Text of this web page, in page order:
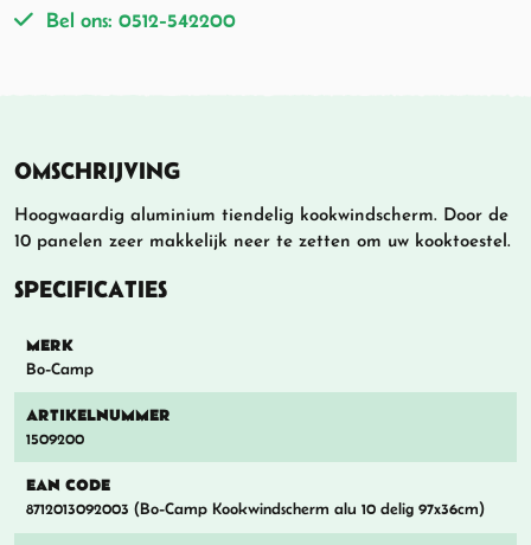
Bel ons: 0512-542200
OMSCHRIJVING
Hoogwaardig aluminium tiendelig kookwindscherm. Door de
10 panelen zeer makkelijk neer te zetten om uw kooktoestel.
SPECIFICATIES
MERK
Bo-Camp
ARTIKELNUMMER
1509200
EAN CODE
8712013092003 (Bo-Camp Kookwindscherm alu 10 delig 97x36cm)